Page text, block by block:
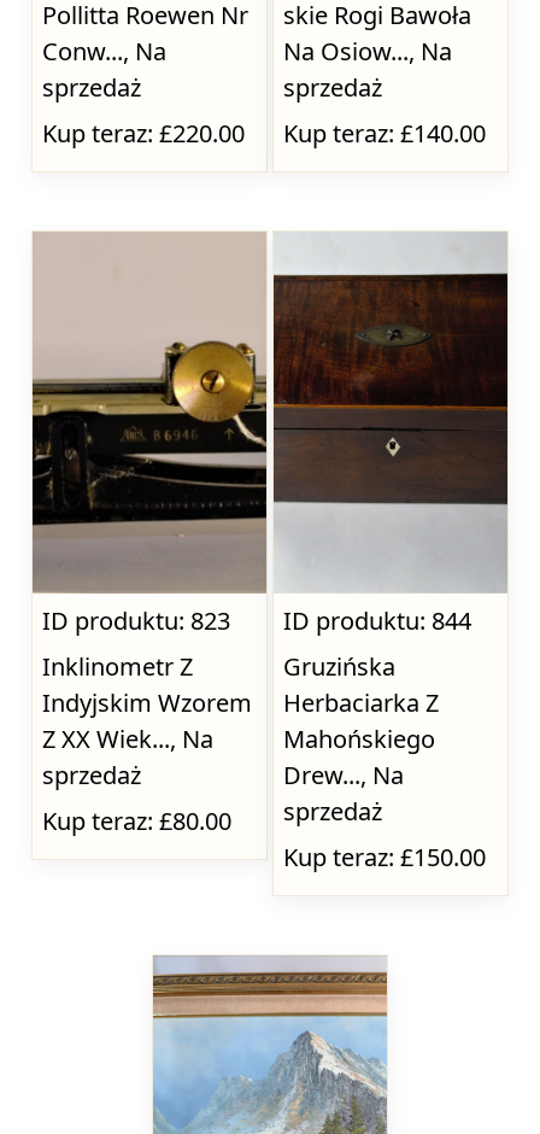
Pollitta Roewen Nr
Conw..., Na
sprzedaż
Kup teraz: £220.00
skie Rogi Bawoła
Na Osiow..., Na
sprzedaż
Kup teraz: £140.00
ID produktu: 823
Inklinometr Z
Indyjskim Wzorem
Z XX Wiek..., Na
sprzedaż
Kup teraz: £80.00
ID produktu: 844
Gruzińska
Herbaciarka Z
Mahońskiego
Drew..., Na
sprzedaż
Kup teraz: £150.00